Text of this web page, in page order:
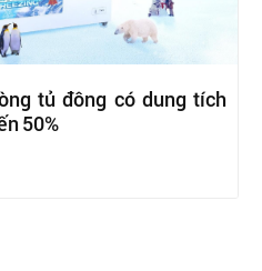
tủ đông có dung tích
50%